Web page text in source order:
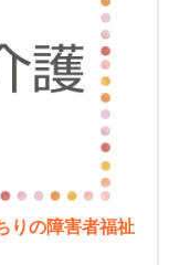
りの障害者福祉